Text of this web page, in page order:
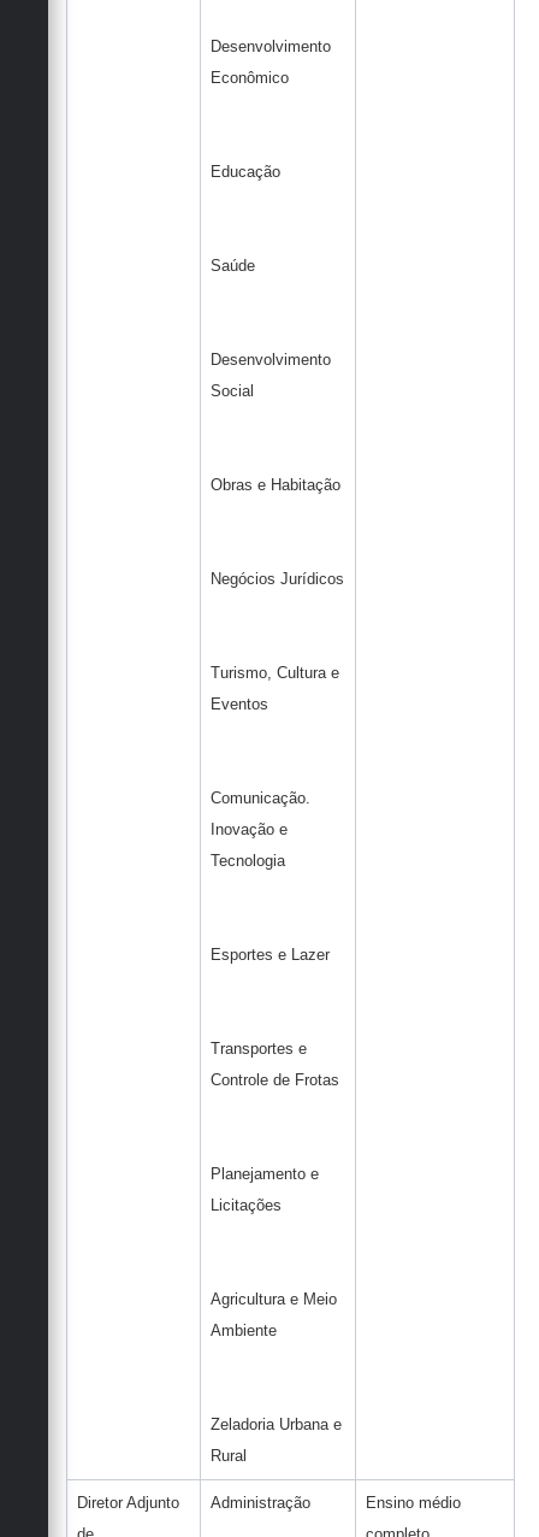
Desenvolvimento
Econômico
Educação
Saúde
Desenvolvimento
Social
Obras e Habitação
Negócios Jurídicos
Turismo, Cultura e
Eventos
Comunicação.
Inovação e
Tecnologia
Esportes e Lazer
Transportes e
Controle de Frotas
Planejamento e
Licitações
Agricultura e Meio
Ambiente
Zeladoria Urbana e
Rural
Diretor Adjunto
Administração
Ensino médio